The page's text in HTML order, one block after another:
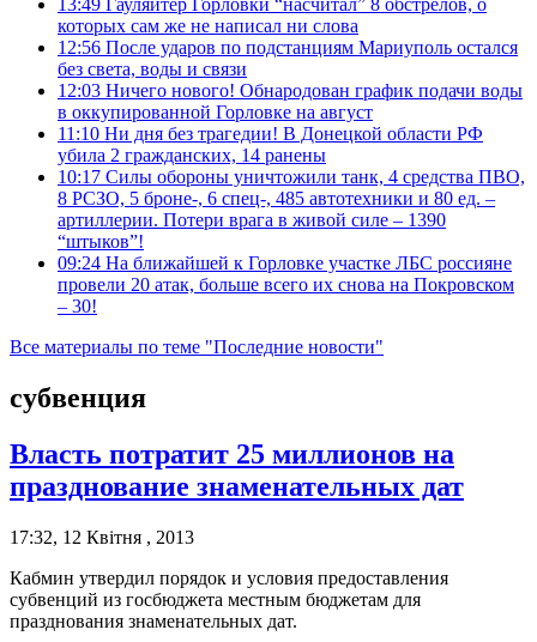
которых сам же не написал ни слова
12:56 После ударов по подстанциям Мариуполь остался
без света, воды и связи
12:03 Ничего нового! Обнародован график подачи воды
в оккупированной Горловке на август
11:10 Ни дня без трагедии! В Донецкой области РФ
убила 2 гражданских, 14 ранены
10:17 Силы обороны уничтожили танк, 4 средства ПВО,
8 РСЗО, 5 броне-, 6 спец-, 485 автотехники и 80 ед. –
артиллерии. Потери врага в живой силе – 1390
“штыков”!
09:24 На ближайшей к Горловке участке ЛБС россияне
провели 20 атак, больше всего их снова на Покровском
– 30!
Все материалы по теме "Последние новости"
субвенция
Власть потратит 25 миллионов на
празднование знаменательных дат
17:32, 12 Квітня , 2013
Кабмин утвердил порядок и условия предоставления
субвенций из госбюджета местным бюджетам для
празднования знаменательных дат.